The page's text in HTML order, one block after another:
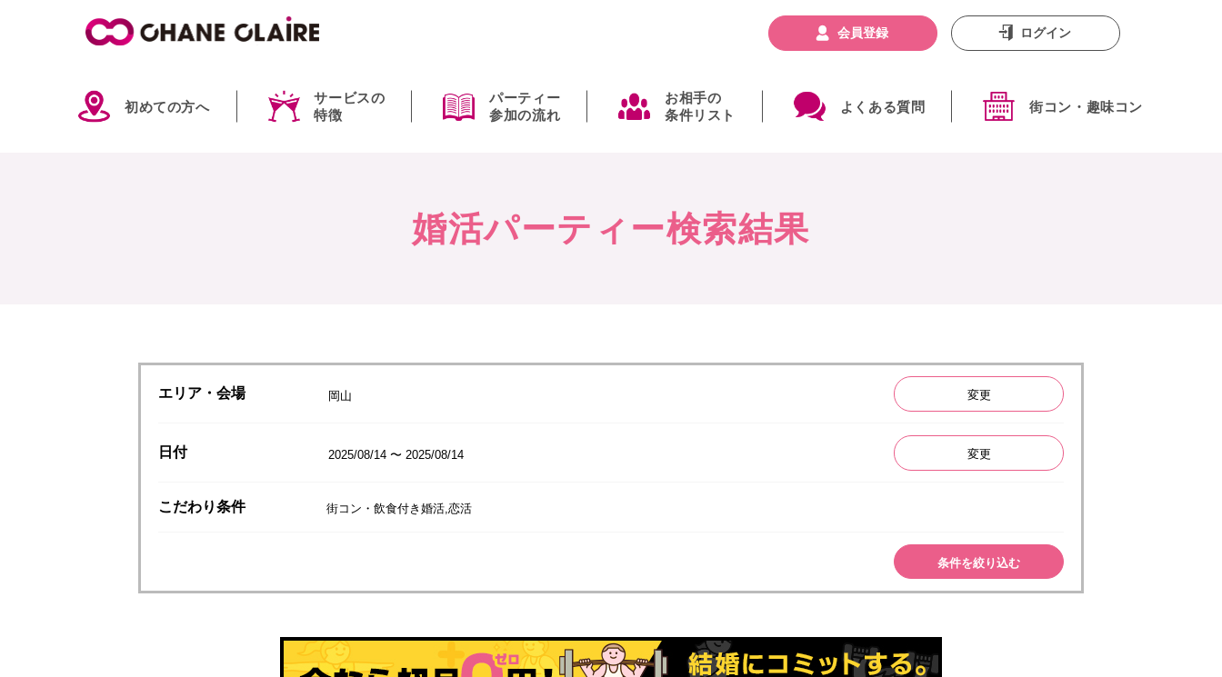
初めての方へ
サービスの
特徴
パーティー
参加の流れ
お相手の
条件リスト
よくある質問 街コン・趣味コン
会員登録 ログイン
婚活パーティー検索結果
エリア・会場 岡山 変更
日付 2025/08/14 〜 2025/08/14 変更
こだわり条件 街コン・飲食付き婚活,恋活
条件を絞り込む